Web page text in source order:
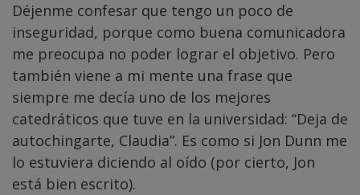
Déjenme confesar que tengo un poco de
inseguridad, porque como buena comunicadora
me preocupa no poder lograr el objetivo. Pero
también viene a mi mente una frase que
siempre me decía uno de los mejores
catedráticos que tuve en la universidad: “Deja de
autochingarte, Claudia”. Es como si Jon Dunn me
lo estuviera diciendo al oído (por cierto, Jon
está bien escrito).